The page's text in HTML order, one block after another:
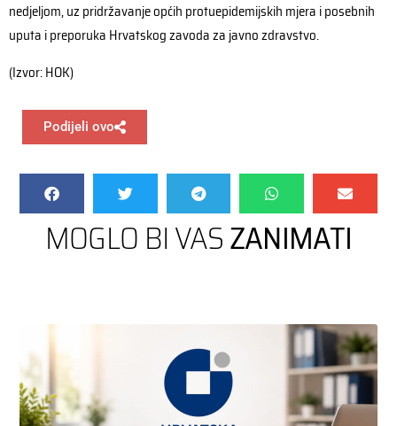
nedjeljom, uz pridržavanje općih protuepidemijskih mjera i posebnih
uputa i preporuka Hrvatskog zavoda za javno zdravstvo.
(Izvor: HOK)
Podijeli ovo
MOGLO BI VASZANIMATI